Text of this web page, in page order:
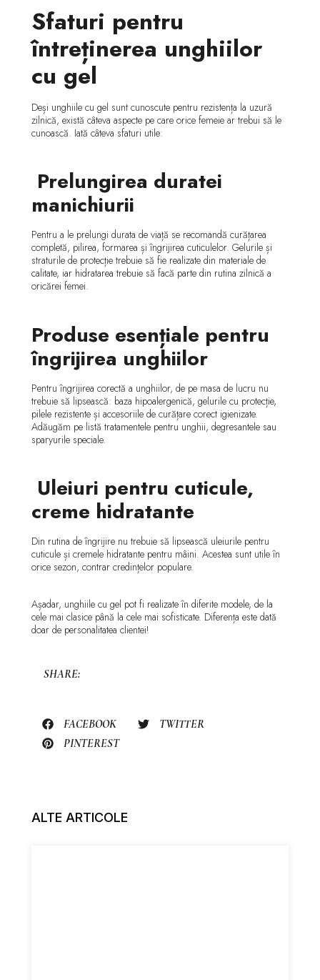
Sfaturi pentru
întreținerea unghiilor
cu gel
Deși unghiile cu gel sunt cunoscute pentru rezistența la uzură
zilnică, există câteva aspecte pe care orice femeie ar trebui să le
cunoască. Iată câteva sfaturi utile:
Prelungirea duratei
manichiurii
Pentru a le prelungi durata de viață se recomandă curățarea
completă, pilirea, formarea și îngrijirea cuticulelor. Gelurile și
straturile de protecție trebuie să fie realizate din materiale de
calitate, iar hidratarea trebuie să facă parte din rutina zilnică a
oricărei femei.
Produse esențiale pentru
îngrijirea unghiilor
Pentru îngrijirea corectă a unghiilor, de pe masa de lucru nu
trebuie să lipsească: baza hipoalergenică, gelurile cu protecție,
pilele rezistente și accesoriile de curățare corect igienizate.
Adăugăm pe listă tratamentele pentru unghii, degresantele sau
sparyurile speciale.
Uleiuri pentru cuticule,
creme hidratante
Din rutina de îngrijire nu trebuie să lipsească uleiurile pentru
cuticule și cremele hidratante pentru mâini. Acestea sunt utile în
orice sezon, contrar credințelor populare.
Așadar, unghiile cu gel pot fi realizate în diferite modele, de la
cele mai clasice până la cele mai sofisticate. Diferența este dată
doar de personalitatea clientei!
SHARE:
FACEBOOK
TWITTER
PINTEREST
ALTE ARTICOLE